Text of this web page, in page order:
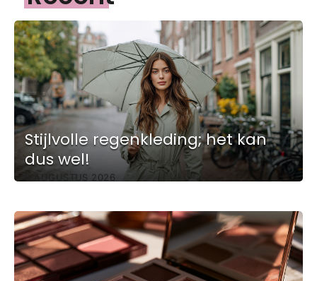
Stijlvolle regenkleding; het kan
dus wel!
6 AUGUSTUS 2026